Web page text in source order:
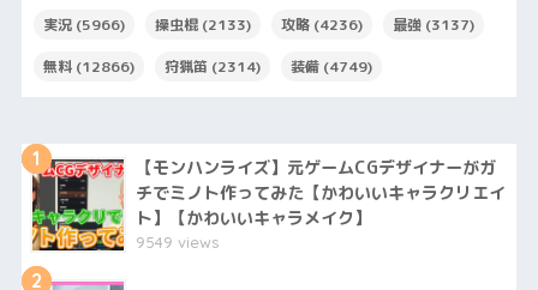
実況(5966) 操虫棍(2133) 攻略(4236) 最強(3137)
無料(12866) 狩猟笛 (2314) 装備(4749)
1
【モンハンライズ】元ゲームCGデザイナーがガ
チでミノト作ってみた【かわいいキャラクリエイ
ト】【かわいいキャラメイク】
9549 views
2